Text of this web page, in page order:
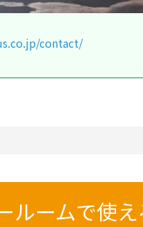
contact/
ルームで使